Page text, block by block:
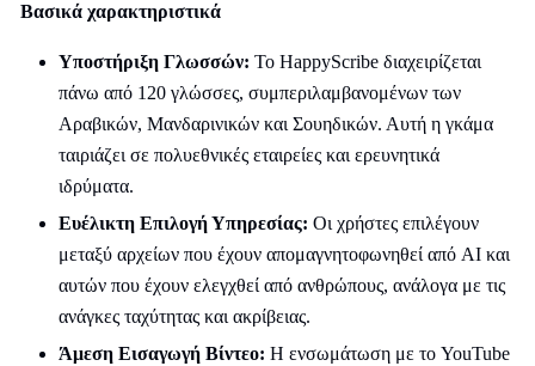
Βασικά χαρακτηριστικά
Υποστήριξη Γλωσσών: Το HappyScribe διαχειρίζεται
πάνω από 120 γλώσσες, συμπεριλαμβανομένων των
Αραβικών, Μανδαρινικών και Σουηδικών. Αυτή η γκάμα
ταιριάζει σε πολυεθνικές εταιρείες και ερευνητικά
ιδρύματα.
Ευέλικτη Επιλογή Υπηρεσίας: Οι χρήστες επιλέγουν
μεταξύ αρχείων που έχουν απομαγνητοφωνηθεί από AI και
αυτών που έχουν ελεγχθεί από ανθρώπους, ανάλογα με τις
ανάγκες ταχύτητας και ακρίβειας.
Άμεση Εισαγωγή Βίντεο: Η ενσωμάτωση με το YouTube